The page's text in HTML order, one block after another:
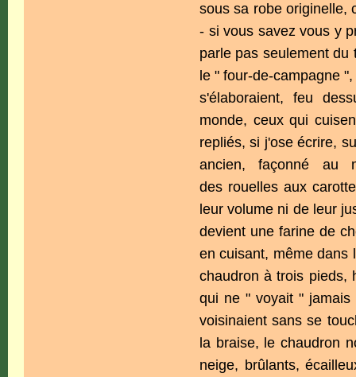
sous sa robe originelle,
- si vous savez vous y
parle pas seulement du
le " four-de-campagne
s'élaboraient, feu
monde, ceux qui
repliés, si j'ose écrire,
ancien, façonné au
des rouelles aux
leur volume ni de leur
devient une farine de
en cuisant, même dans
chaudron à trois pieds,
qui ne " voyait "
voisinaient sans se
la braise, le chaudron
neige, brûlants,